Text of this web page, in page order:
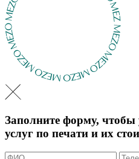
Заполните форму, чтобы
услуг по печати и их